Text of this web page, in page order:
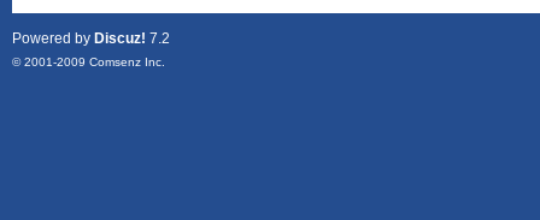
Powered by Discuz! 7.2
© 2001-2009 Comsenz Inc.